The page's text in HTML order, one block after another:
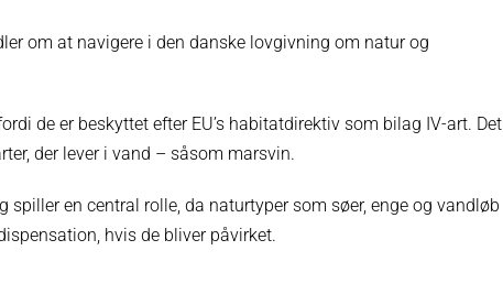
om at navigere i den danske lovgivning om natur og
de er beskyttet efter EU’s habitatdirektiv som bilag IV-art. Det
der lever i vand – såsom marsvin.
en central rolle, da naturtyper som søer, enge og vandløb
hvis de bliver påvirket.